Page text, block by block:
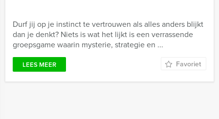
Durf jij op je instinct te vertrouwen als alles anders blijkt
dan je denkt? Niets is wat het lijkt is een verrassende
groepsgame waarin mysterie, strategie en ...
LEES MEER Favoriet